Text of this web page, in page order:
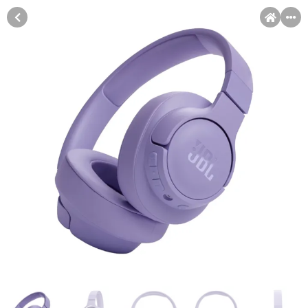
Račun
Pomoć pri kupovini
Kupovina na rate
Sve je lakše kad se podijeli!